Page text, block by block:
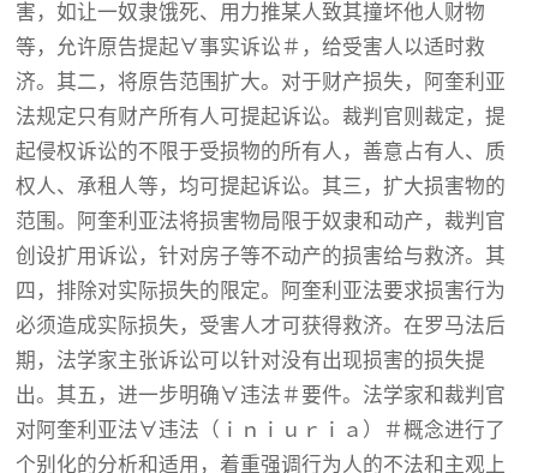
害，如让一奴隶饿死、用力推某人致其撞坏他人财物
等，允许原告提起∀事实诉讼＃，给受害人以适时救
济。其二，将原告范围扩大。对于财产损失，阿奎利亚
法规定只有财产所有人可提起诉讼。裁判官则裁定，提
起侵权诉讼的不限于受损物的所有人，善意占有人、质
权人、承租人等，均可提起诉讼。其三，扩大损害物的
范围。阿奎利亚法将损害物局限于奴隶和动产，裁判官
创设扩用诉讼，针对房子等不动产的损害给与救济。其
四，排除对实际损失的限定。阿奎利亚法要求损害行为
必须造成实际损失，受害人才可获得救济。在罗马法后
期，法学家主张诉讼可以针对没有出现损害的损失提
出。其五，进一步明确∀违法＃要件。法学家和裁判官
对阿奎利亚法∀违法（ｉｎｉｕｒｉａ）＃概念进行了
个别化的分析和适用，着重强调行为人的不法和主观上